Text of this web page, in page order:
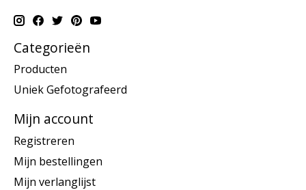
Categorieën
Producten
Uniek Gefotografeerd
Mijn account
Registreren
Mijn bestellingen
Mijn verlanglijst